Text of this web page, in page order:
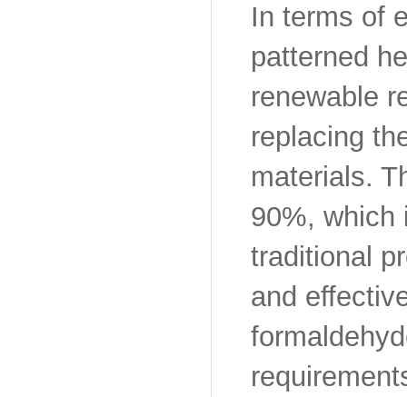
In terms of
patterned
renewable
replacing
materials.
90%, which
traditional
and